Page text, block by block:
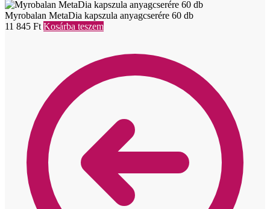
Myrobalan MetaDia kapszula anyagcserére 60 db
11 845 Ft Kosárba teszem